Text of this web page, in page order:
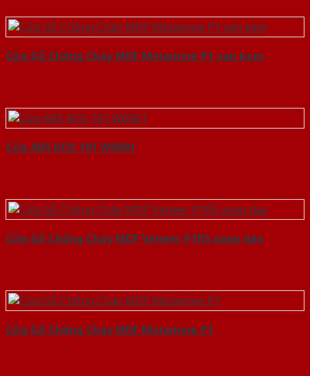
Cửa Gỗ Chống Cháy MDF Melamine P1 van kem
Cửa ABS KOS 101 W0901
Cửa Gỗ Chống Cháy MDF Veneer P1R5 xoan dao
Cửa Gỗ Chống Cháy MDF Melamine P1